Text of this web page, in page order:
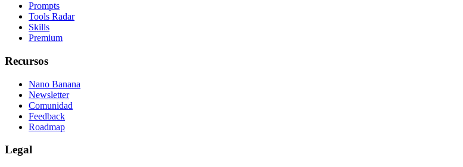
Prompts
Tools Radar
Skills
Premium
Recursos
Nano Banana
Newsletter
Comunidad
Feedback
Roadmap
Legal